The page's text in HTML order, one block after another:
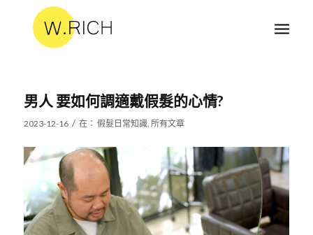
男人 要如何調適戴假髮的心情?
2023-12-16 / 在： 假髮日常知識, 所有文章